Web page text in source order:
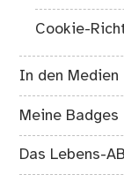
Cookie-
In den Medien
Meine Badges
Das Lebens-